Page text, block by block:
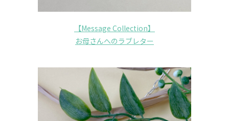
【Message Collection】
お母さんへのラブレター